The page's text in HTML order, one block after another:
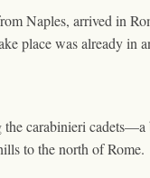
Naples, arrived in
place was already in
carabinieri
to the north of Rome.